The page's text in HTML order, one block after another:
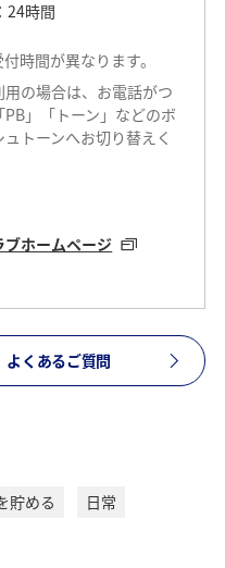
24時間
時間が異なります。
の場合は、お電話がつ
」「トーン」などのボ
トーンへお切り替えく
ホームページ
よくあるご質問
貯める
日常